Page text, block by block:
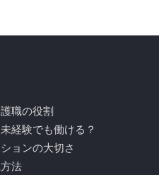
職の役割
経験でも働ける？
ョンの大切さ
法